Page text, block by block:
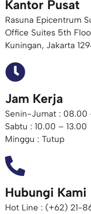
Kantor Pusat
Rasuna Epicentrum
Office Suites 5th
Kuningan, Jakarta
Jam Kerja
Senin-Jumat : 08.00
Sabtu : 10.00 – 13.00
Minggu : Tutup
Hubungi Kami
Hot Line : (+62) 21-